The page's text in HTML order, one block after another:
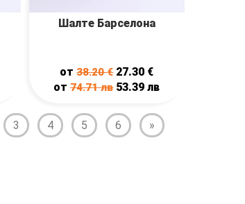
Шалте Барселона
от38.20€ 27.30 €
от74.71лв 53.39лв
3 4 5 6 »